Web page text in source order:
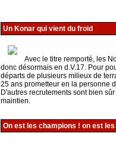
Un Konar qui vient du froid
Avec le titre remporté, les
donc désormais en d.V.17. Pour
départs de plusieurs milieux de
25 ans prometteur en la personne
D'autres recrutements sont bien
maintien.
On est les champions ! on est